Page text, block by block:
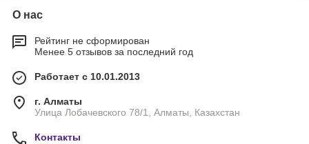
О нас
Рейтинг не сформирован
Менее 5 отзывов за последний год
Работает с 10.01.2013
г. Алматы
Улица Лобачевского 78/1, Алматы, Казахстан
Контакты